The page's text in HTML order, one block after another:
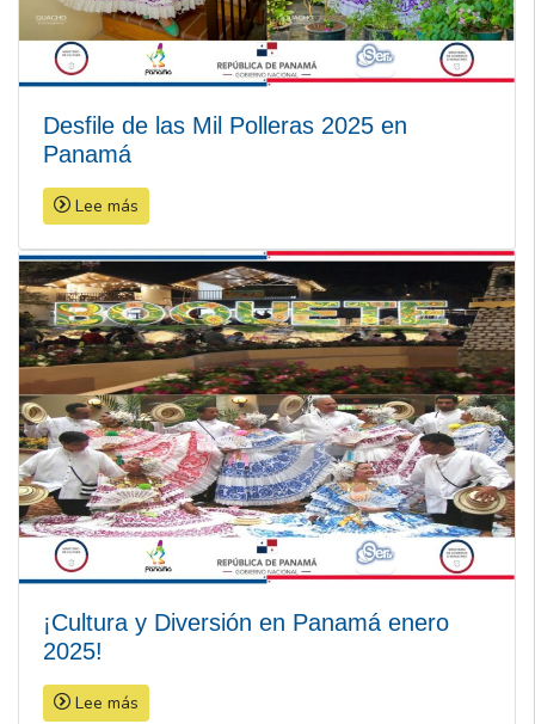
Desfile de las Mil Polleras 2025 en
Panamá
Lee más
¡Cultura y Diversión en Panamá enero
2025!
Lee más